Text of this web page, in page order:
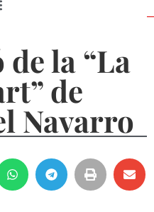
la “La
de
Navarro